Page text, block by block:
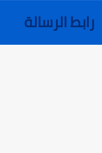
رابط الرسالة